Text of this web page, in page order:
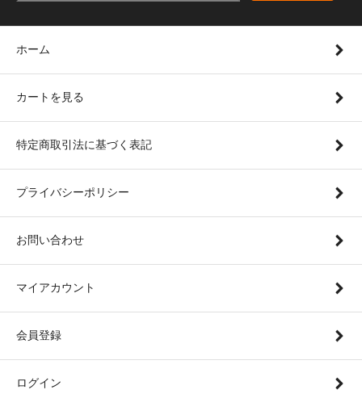
ホーム
カートを見る
特定商取引法に基づく表記
プライバシーポリシー
お問い合わせ
マイアカウント
会員登録
ログイン